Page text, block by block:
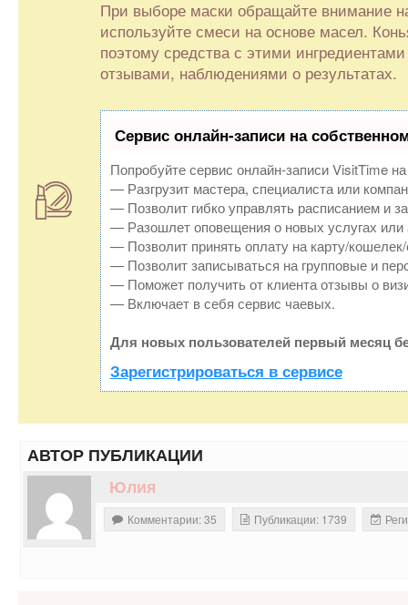
При выборе маски обращайте внимание
используйте смеси на основе масел.
поэтому средства с этими
отзывами, наблюдениями о результатах.
Сервис онлайн-записи на
Попробуйте сервис онлайн-записи VisitTime
— Разгрузит мастера, специалиста или
— Позволит гибко управлять расписанием и
— Разошлет оповещения о новых услугах или
— Позволит принять оплату на карту/кошелек/
— Позволит записываться на групповые и
— Поможет получить от клиента отзывы о
— Включает в себя сервис чаевых.
Для новых пользователей первый месяц
Зарегистрироваться в сервисе
АВТОР ПУБЛИКАЦИИ
Юлия
Комментарии: 35 Публикации: 1739